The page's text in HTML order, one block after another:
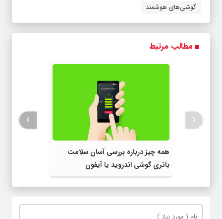
گوشی‌های هوشمند
مطالب مرتبط
همه چیز درباره بررسی آسان سلامت
باتری گوشی اندروید یا آیفون
‹
›